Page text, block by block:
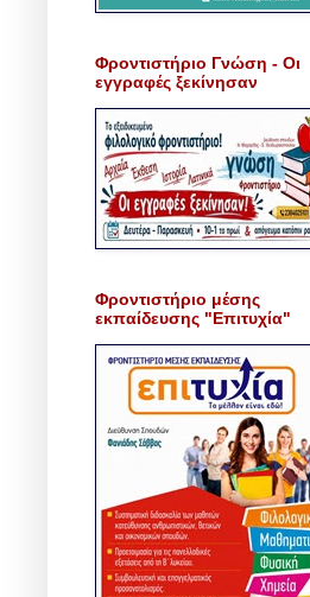
Φροντιστήριο Γνώση - Οι
εγγραφές ξεκίνησαν
Φροντιστήριο μέσης
εκπαίδευσης "Επιτυχία"